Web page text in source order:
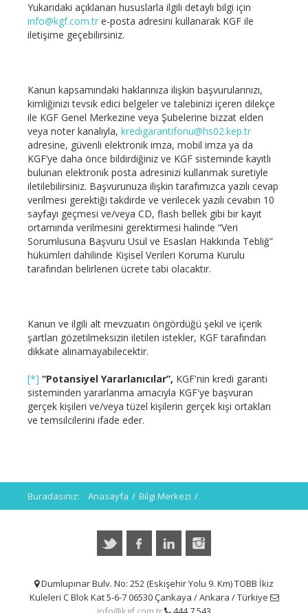
Yukarıdaki açıklanan hususlarla ilgili detaylı bilgi için
info@kgf.com.tr e-posta adresini kullanarak KGF ile
iletişime geçebilirsiniz.
Kanun kapsamındaki haklarınıza ilişkin başvurularınızı,
kimliğinizi tevsik edici belgeler ve talebinizi içeren dilekçe
ile KGF Genel Merkezine veya Şubelerine bizzat elden
veya noter kanalıyla, kredigarantifonu@hs02.kep.tr
adresine, güvenli elektronik imza, mobil imza ya da
KGF’ye daha önce bildirdiğiniz ve KGF sisteminde kayıtlı
bulunan elektronik posta adresinizi kullanmak suretiyle
iletilebilirsiniz. Başvurunuza ilişkin tarafımızca yazılı cevap
verilmesi gerektiği takdirde ve verilecek yazılı cevabın 10
sayfayı geçmesi ve/veya CD, flash bellek gibi bir kayıt
ortamında verilmesini gerektirmesi halinde “Veri
Sorumlusuna Başvuru Usul ve Esasları Hakkında Tebliğ”
hükümleri dahilinde Kişisel Verileri Koruma Kurulu
tarafından belirlenen ücrete tabi olacaktır.
Kanun ve ilgili alt mevzuatın öngördüğü şekil ve içerik
şartları gözetilmeksizin iletilen istekler, KGF tarafından
dikkate alınamayabilecektir.
[*] “Potansiyel Yararlanıcılar”, KGF'nin kredi garanti
sisteminden yararlanma amacıyla KGF'ye başvuran
gerçek kişileri ve/veya tüzel kişilerin gerçek kişi ortakları
ve temsilcilerini ifade eder.
Buradasınız: Anasayfa / Bilgi Merkezi /
Kişisel Verilerin Korunması / Aydınlatma Metinleri > /
İlişkin Aydınlatma Metni
Dumlupınar Bulv. No: 252 (Eskişehir Yolu 9. Km) TOBB İkiz
Kuleleri C Blok Kat 5-6-7 06530 Çankaya / Ankara / Türkiye